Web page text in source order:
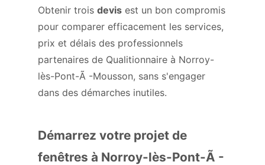
Obtenir trois devis est un bon compromis
pour comparer efficacement les services,
prix et délais des professionnels
partenaires de Qualitionnaire à Norroy-
lès-Pont-Ã -Mousson, sans s'engager
dans des démarches inutiles.
Démarrez votre projet de
fenêtres à Norroy-lès-Pont-Ã -